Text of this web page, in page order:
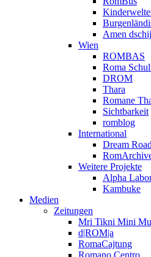
Amen
Wien
ROMBAS
Roma
DROM
Thara
Romane
Sichtbarkeit
romblog
International
Dream Road
Weitere Projekte
Alpha
Kambuke
Medien
Zeitungen
Mri Tikni Mini
d|ROM|a
RomaCajtung
Romano Centro